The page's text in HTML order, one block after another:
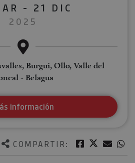
COMPARTIR: Facebook
Twitter
- 21 DIC
2025
Burgui, Ollo, Valle del
- Belagua
información